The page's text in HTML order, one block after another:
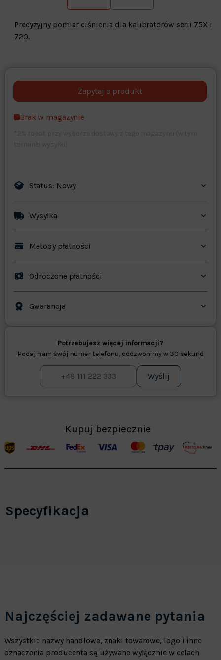
Precyzyjny pomiar ciśnienia dla kalibratorów serii 75X i
720.
opcjonalne Maks. 250 znaków
Brak w magazynie
Status: Nowy
Wysyłka
Metody płatności
Odroczone płatności
Gwarancja
Potrzebujesz więcej informacji?
Podaj nam swój numer telefonu, oddzwonimy w 30 sekund
Wyślij
Kupuj bezpiecznie
Specyfikacja
Najczęściej zadawane pytania
Wszystkie nazwy handlowe, znaki towarowe, logo i inne
oznaczenia producenta są używane wyłącznie w celach